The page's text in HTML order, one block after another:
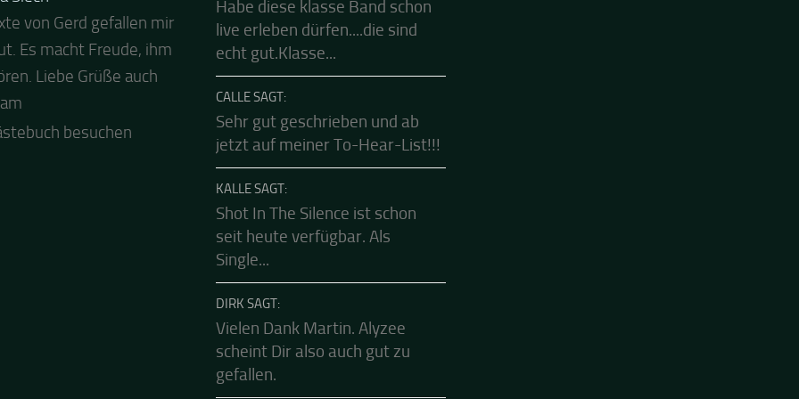
Siech
von Gerd gefallen mir
Es macht Freude, ihm
Liebe Grüße auch
und auch von uns
besten Dank für die
zur Party! Der
Live Stream ist eine
FRANK SAGT:
Habe diese klasse Band schon
live erleben dürfen....die sind
echt gut.Klasse...
CALLE SAGT:
Sehr gut geschrieben und ab
jetzt auf meiner To-Hear-List!!!
KALLE SAGT:
Shot In The Silence ist schon
seit heute verfügbar. Als
Single...
DIRK SAGT:
Vielen Dank Martin. Alyzee
scheint Dir also auch gut zu